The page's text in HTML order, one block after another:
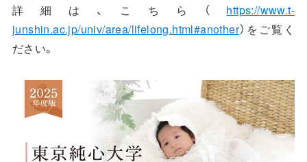
詳細は、こちら（ https://www.t-
junshin.ac.jp/univ/area/lifelong.html#another）をご覧く
ださい。